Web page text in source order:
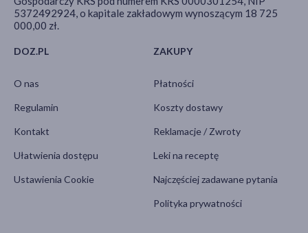
DOZ.PL
O nas
Regulamin
Kontakt
Ułatwienia dostępu
Ustawienia Cookie
ZAKUPY
Płatności
Koszty dostawy
Reklamacje / Zwroty
Leki na receptę
Najczęściej zadawane pytania
Polityka prywatności
5372492924, o kapitale zakładowym wynoszącym 18 725
000,00 zł.